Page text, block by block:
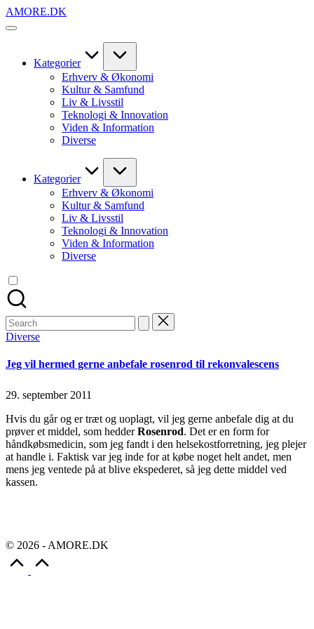
Skip
to
AMORE.DK
For
Kategorier
Erhverv & Økonomi
Kultur & Samfund
Liv & Livsstil
Teknologi & Innovation
Viden & Information
Diverse
Kategorier
Erhverv & Økonomi
Kultur & Samfund
Liv & Livsstil
Teknologi & Innovation
Viden & Information
Diverse
Search
for:
Posted
Diverse
Jeg vil hermed gerne anbefale rosenrod til rekonvalescens
29. september 2011
Hvis du går og er træt og uoplagt, vil jeg gerne anbefale dig at du
prøver et middel, som hedderRosenrod. Det er en form for
håndkøbsmedicin, som jeg fandt i den helsekostforretning, jeg plejer
at handle i. Faktisk var jeg inde for at købe noget helt andet, men
mens jeg ventede på at blive ekspederet, så jeg dette middel ved
kassen.
© 2026 - AMORE.DK